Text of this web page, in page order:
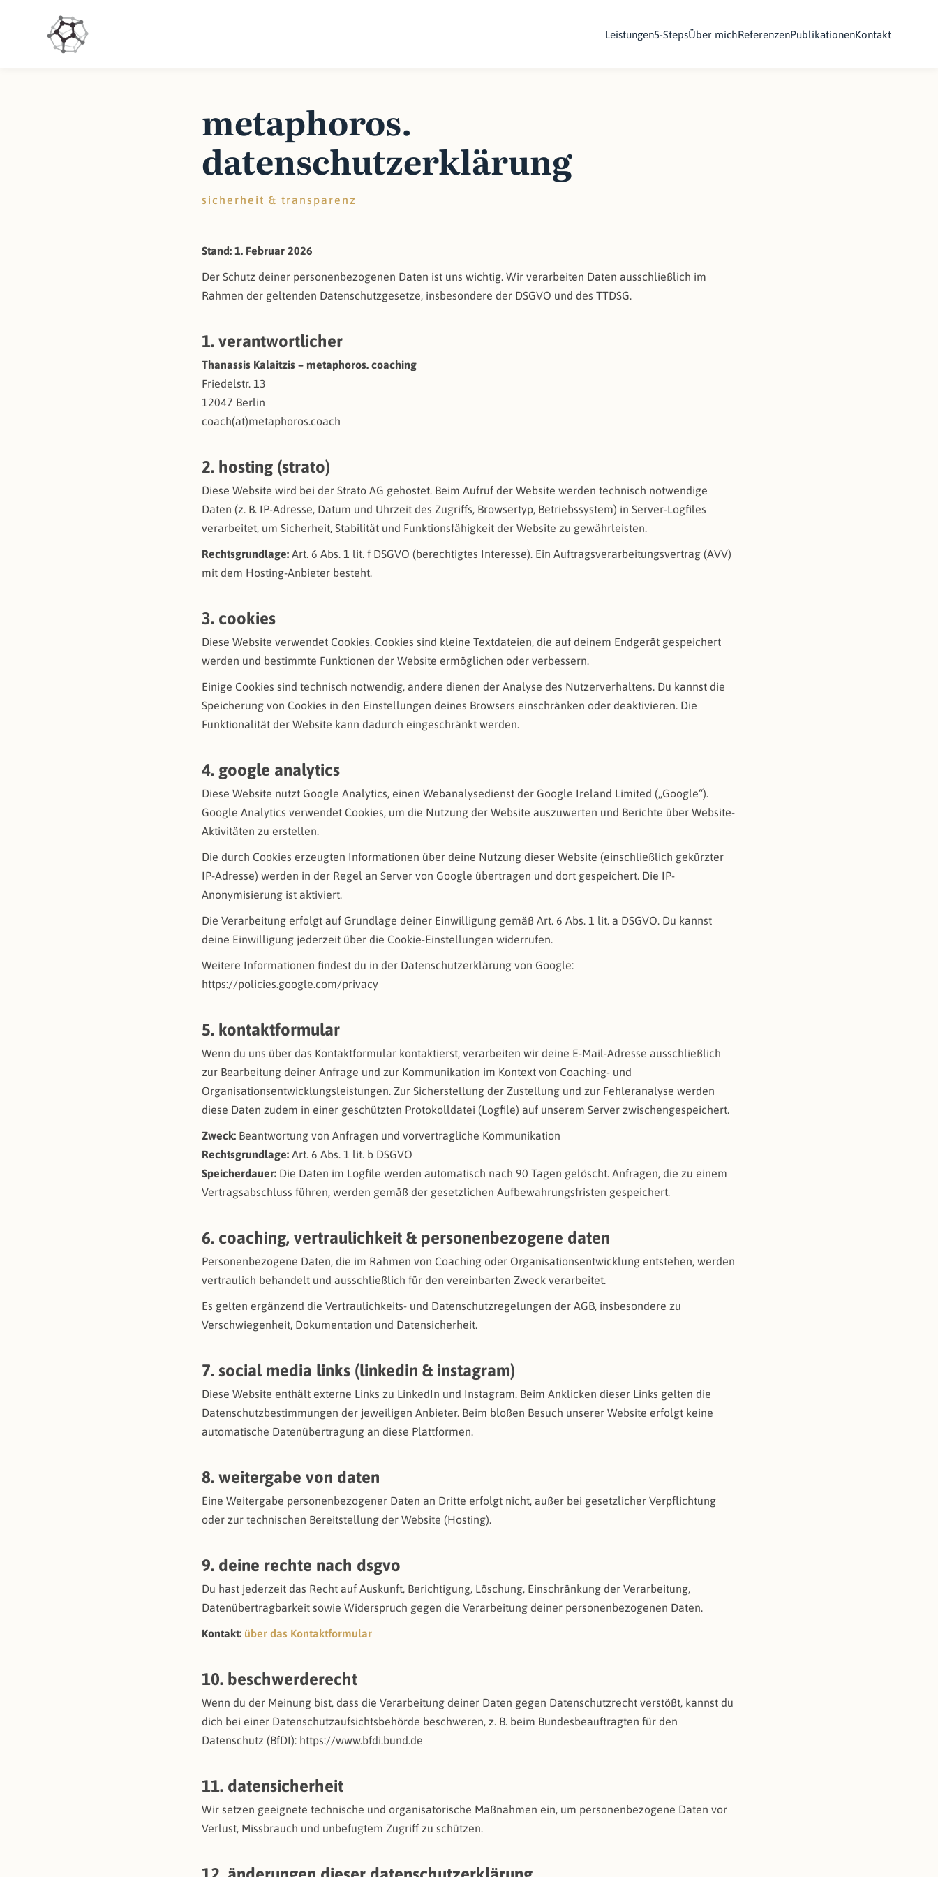
Leistungen5-StepsÜber michReferenzenPublikationenKontakt
metaphoros.
datenschutzerklärung
sicherheit & transparenz
Stand: 1. Februar 2026
Der Schutz deiner personenbezogenen Daten ist uns wichtig. Wir verarbeiten Daten ausschließlich im
Rahmen der geltenden Datenschutzgesetze, insbesondere der DSGVO und des TTDSG.
1. verantwortlicher
Thanassis Kalaitzis – metaphoros. coaching
Friedelstr. 13
12047 Berlin
coach(at)metaphoros.coach
2. hosting (strato)
Diese Website wird bei der Strato AG gehostet. Beim Aufruf der Website werden technisch notwendige
Daten (z. B. IP-Adresse, Datum und Uhrzeit des Zugriffs, Browsertyp, Betriebssystem) in Server-Logfiles
verarbeitet, um Sicherheit, Stabilität und Funktionsfähigkeit der Website zu gewährleisten.
Rechtsgrundlage: Art. 6 Abs. 1 lit. f DSGVO (berechtigtes Interesse). Ein Auftragsverarbeitungsvertrag (AVV)
mit dem Hosting-Anbieter besteht.
3. cookies
Diese Website verwendet Cookies. Cookies sind kleine Textdateien, die auf deinem Endgerät gespeichert
werden und bestimmte Funktionen der Website ermöglichen oder verbessern.
Einige Cookies sind technisch notwendig, andere dienen der Analyse des Nutzerverhaltens. Du kannst die
Speicherung von Cookies in den Einstellungen deines Browsers einschränken oder deaktivieren. Die
Funktionalität der Website kann dadurch eingeschränkt werden.
4. google analytics
Diese Website nutzt Google Analytics, einen Webanalysedienst der Google Ireland Limited („Google“).
Google Analytics verwendet Cookies, um die Nutzung der Website auszuwerten und Berichte über Website-
Aktivitäten zu erstellen.
Die durch Cookies erzeugten Informationen über deine Nutzung dieser Website (einschließlich gekürzter
IP-Adresse) werden in der Regel an Server von Google übertragen und dort gespeichert. Die IP-
Anonymisierung ist aktiviert.
Die Verarbeitung erfolgt auf Grundlage deiner Einwilligung gemäß Art. 6 Abs. 1 lit. a DSGVO. Du kannst
deine Einwilligung jederzeit über die Cookie-Einstellungen widerrufen.
Weitere Informationen findest du in der Datenschutzerklärung von Google:
https://policies.google.com/privacy
5. kontaktformular
Wenn du uns über das Kontaktformular kontaktierst, verarbeiten wir deine E-Mail-Adresse ausschließlich
zur Bearbeitung deiner Anfrage und zur Kommunikation im Kontext von Coaching- und
Organisationsentwicklungsleistungen. Zur Sicherstellung der Zustellung und zur Fehleranalyse werden
diese Daten zudem in einer geschützten Protokolldatei (Logfile) auf unserem Server zwischengespeichert.
Zweck: Beantwortung von Anfragen und vorvertragliche Kommunikation
Rechtsgrundlage: Art. 6 Abs. 1 lit. b DSGVO
Speicherdauer: Die Daten im Logfile werden automatisch nach 90 Tagen gelöscht. Anfragen, die zu einem
Vertragsabschluss führen, werden gemäß der gesetzlichen Aufbewahrungsfristen gespeichert.
6. coaching, vertraulichkeit & personenbezogene daten
Personenbezogene Daten, die im Rahmen von Coaching oder Organisationsentwicklung entstehen, werden
vertraulich behandelt und ausschließlich für den vereinbarten Zweck verarbeitet.
Es gelten ergänzend die Vertraulichkeits- und Datenschutzregelungen der AGB, insbesondere zu
Verschwiegenheit, Dokumentation und Datensicherheit.
7. social media links (linkedin & instagram)
Diese Website enthält externe Links zu LinkedIn und Instagram. Beim Anklicken dieser Links gelten die
Datenschutzbestimmungen der jeweiligen Anbieter. Beim bloßen Besuch unserer Website erfolgt keine
automatische Datenübertragung an diese Plattformen.
8. weitergabe von daten
Eine Weitergabe personenbezogener Daten an Dritte erfolgt nicht, außer bei gesetzlicher Verpflichtung
oder zur technischen Bereitstellung der Website (Hosting).
9. deine rechte nach dsgvo
Du hast jederzeit das Recht auf Auskunft, Berichtigung, Löschung, Einschränkung der Verarbeitung,
Datenübertragbarkeit sowie Widerspruch gegen die Verarbeitung deiner personenbezogenen Daten.
Kontakt: über das Kontaktformular
10. beschwerderecht
Wenn du der Meinung bist, dass die Verarbeitung deiner Daten gegen Datenschutzrecht verstößt, kannst du
dich bei einer Datenschutzaufsichtsbehörde beschweren, z. B. beim Bundesbeauftragten für den
Datenschutz (BfDI): https://www.bfdi.bund.de
11. datensicherheit
Wir setzen geeignete technische und organisatorische Maßnahmen ein, um personenbezogene Daten vor
Verlust, Missbrauch und unbefugtem Zugriff zu schützen.